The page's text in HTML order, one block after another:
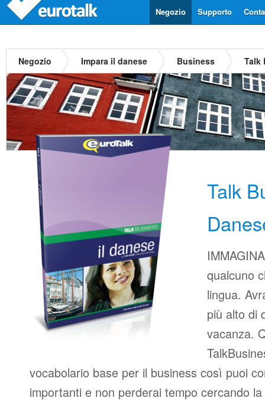
Supporto
Negozio
Negozio Impara il danese Business Talk
Talk
qualcuno
lingua.
più alto di
vacanza.
vocabolario base per il business così puoi
importanti e non perderai tempo cercando